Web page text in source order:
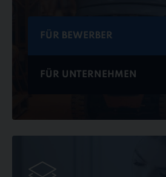
FÜR BEWERBER
FÜR UNTERNEHMEN